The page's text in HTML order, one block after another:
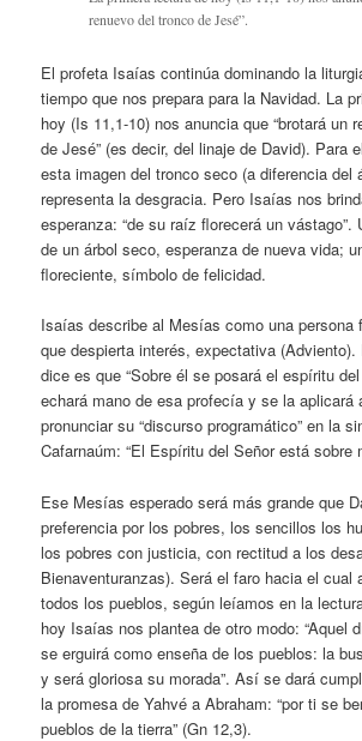
renuevo del tronco de Jesé”.
El profeta Isaías continúa dominando la
tiempo que nos prepara para la Navidad. La
hoy (Is 11,1-10) nos anuncia que “brotará un
de Jesé” (es decir, del linaje de David). Para
esta imagen del tronco seco (a diferencia del
representa la desgracia. Pero Isaías nos
esperanza: “de su raíz florecerá un vástago”.
de un árbol seco, esperanza de nueva vida;
floreciente, símbolo de felicidad.
Isaías describe al Mesías como una persona
que despierta interés, expectativa (Adviento).
dice es que “Sobre él se posará el espíritu
echará mano de esa profecía y se la aplicará
pronunciar su “discurso programático” en la
Cafarnaúm: “El Espíritu del Señor está sobre
Ese Mesías esperado será más grande que
preferencia por los pobres, los sencillos los
los pobres con justicia, con rectitud a los
Bienaventuranzas). Será el faro hacia el cual
todos los pueblos, según leíamos en la
hoy Isaías nos plantea de otro modo: “Aquel
se erguirá como enseña de los pueblos: la
y será gloriosa su morada”. Así se dará
la promesa de Yahvé a Abraham: “por ti se
pueblos de la tierra” (Gn 12,3).